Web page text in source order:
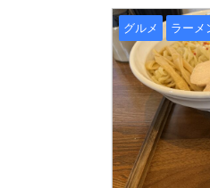
グルメ ラーメ